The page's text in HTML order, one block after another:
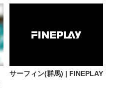
サーフィン(群馬) | FINEPLAY